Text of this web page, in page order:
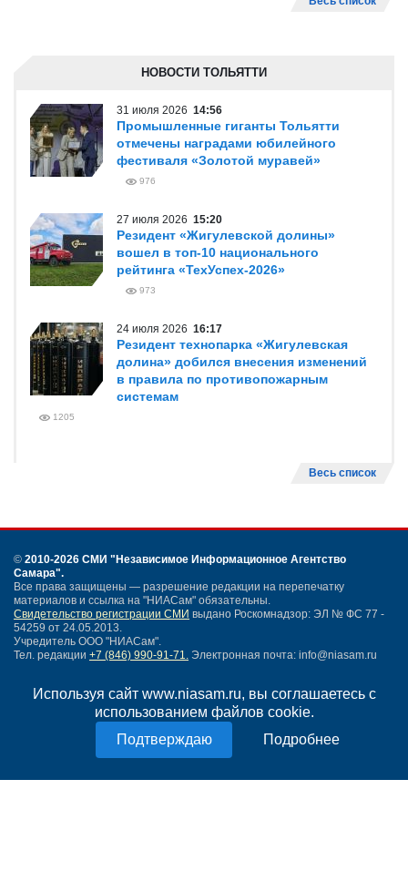
Используя сайт www.niasam.ru, вы соглашаетесь с
использованием файлов cookie.
Подробнее
НОВОСТИ ТОЛЬЯТТИ
31 июля 2026 14:56
Промышленные гиганты Тольятти
отмечены наградами юбилейного
фестиваля «Золотой муравей»
976
27 июля 2026 15:20
Резидент «Жигулевской долины»
вошел в топ-10 национального
рейтинга «ТехУспех-2026»
973
24 июля 2026 16:17
Резидент технопарка «Жигулевская
долина» добился внесения изменений
в правила по противопожарным
системам
1205
Весь список
© 2010-2026 СМИ "Независимое Информационное Агентство
Самара".
Все права защищены — разрешение редакции на перепечатку
материалов и ссылка на "НИАСам" обязательны.
Свидетельство регистрации СМИ выдано Роскомнадзор: ЭЛ № ФС 77 -
54259 от 24.05.2013.
Учредитель ООО "НИАСам".
Тел. редакции +7 (846) 990-91-71. Электронная почта: info@niasam.ru
Карта сайта
Нашли ошибку?
Политика конфиденциальности
Согласие на обработку персональных данных